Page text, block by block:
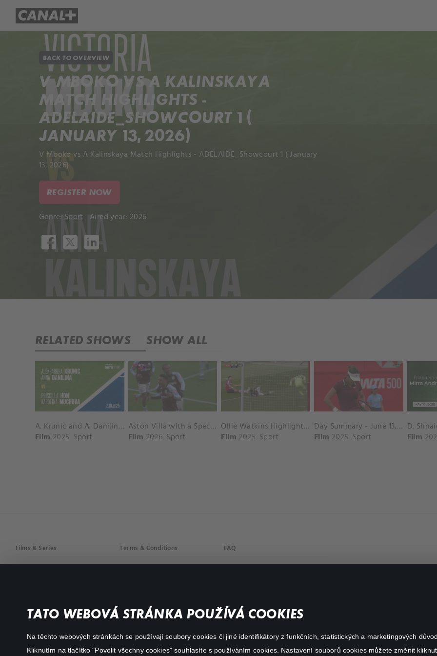
TATO WEBOVÁ STRÁNKA POUŽÍVÁ COOKIES
Na těchto webových stránkách se používají soubory cookies či jiné identifikátory z funkčních, statistických a marketingových
Kliknutím na tlačítko "Povolit všechny cookies" souhlasíte s používáním cookies. Nastavení souborů cookies můžete změnit
BACK TO OVERVIEW
V MBOKO VS A KALINSKAYA
MATCH HIGHLIGHTS -
ADELAIDE_SHOWCOURT 1 (
JANUARY 13, 2026)
V Mboko vs A Kalinskaya Match Highlights - ADELAIDE_Showcourt 1 ( January
13, 2026).
REGISTER NOW
Genre: Sport Aired year: 2026
RELATED SHOWS SHOW ALL
A. Krunic and A. Danilina vs. P. Hon and K. Muchova Match Highlights - BEIJING_Capital Group Diamond ( October 02, 2025)
Film 2025 Sport
Aston Villa with a Spectacular Goal vs. Nottingham Forest
Film 2026 Sport
Ollie Watkins Highlights vs. Southampton
Film 2025 Sport
Day Summary - June 13, 2025
Film 2025 Sport
Film
Films & Series
Action
Terms & Conditions FAQ